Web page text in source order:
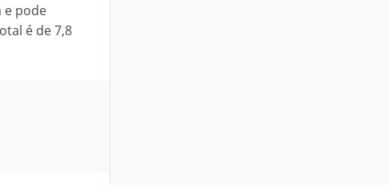
e pode
é de 7,8